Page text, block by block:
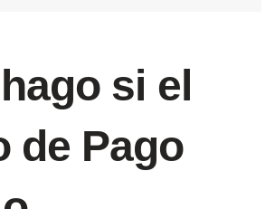
si el
de Pago